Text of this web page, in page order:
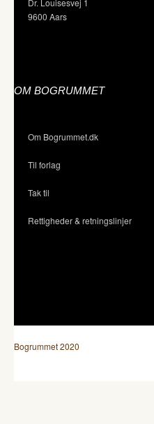
Dr. Louisesvej 1
9600 Aars
OM BOGRUMMET
Om Bogrummet.dk
Til forlag
Tak til
Rettigheder & retningslinjer
Bogrummet 2020